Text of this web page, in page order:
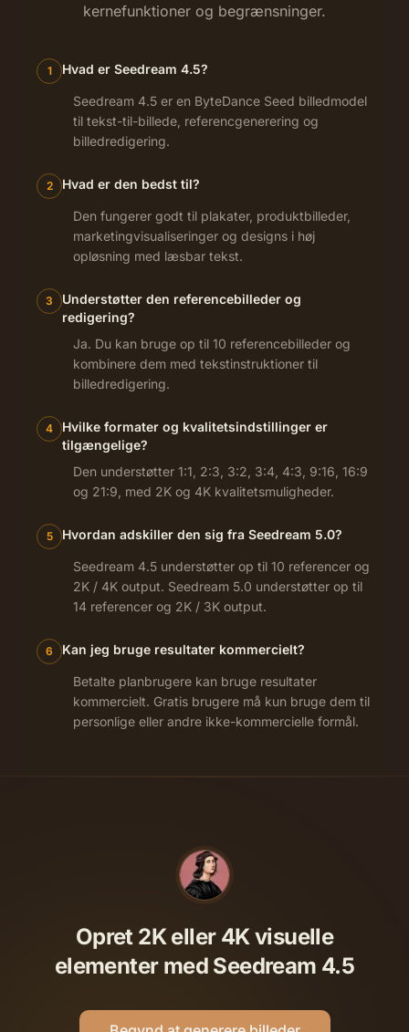
kernefunktioner og begrænsninger.
1 Hvad er Seedream 4.5?
Seedream 4.5 er en ByteDance Seed billedmodel
til tekst-til-billede, referencgenerering og
billedredigering.
2 Hvad er den bedst til?
Den fungerer godt til plakater, produktbilleder,
marketingvisualiseringer og designs i høj
opløsning med læsbar tekst.
3
Understøtter den referencebilleder og
redigering?
Ja. Du kan bruge op til 10 referencebilleder og
kombinere dem med tekstinstruktioner til
billedredigering.
4
Hvilke formater og kvalitetsindstillinger er
tilgængelige?
Den understøtter 1:1, 2:3, 3:2, 3:4, 4:3, 9:16, 16:9
og 21:9, med 2K og 4K kvalitetsmuligheder.
5 Hvordan adskiller den sig fra Seedream 5.0?
Seedream 4.5 understøtter op til 10 referencer og
2K / 4K output. Seedream 5.0 understøtter op til
14 referencer og 2K / 3K output.
6 Kan jeg bruge resultater kommercielt?
Betalte planbrugere kan bruge resultater
kommercielt. Gratis brugere må kun bruge dem til
personlige eller andre ikke-kommercielle formål.
Opret 2K eller 4K visuelle
elementer med Seedream 4.5